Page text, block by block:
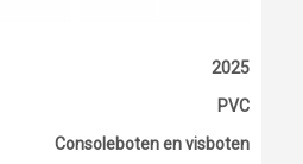
2025
PVC
Consoleboten en visboten